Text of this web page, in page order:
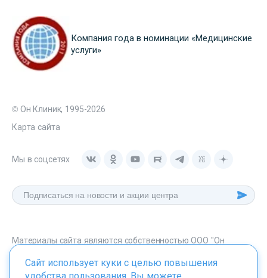
Компания года в номинации «Медицинские
услуги»
© Он Клиник, 1995-2026
Карта сайта
Мы в соцсетях
Материалы сайта являются собственностью ООО "Он
onclinic.ru запрещено в соответствии со статьей 1259 ГК. РФ.
Сайт использует куки с целью повышения